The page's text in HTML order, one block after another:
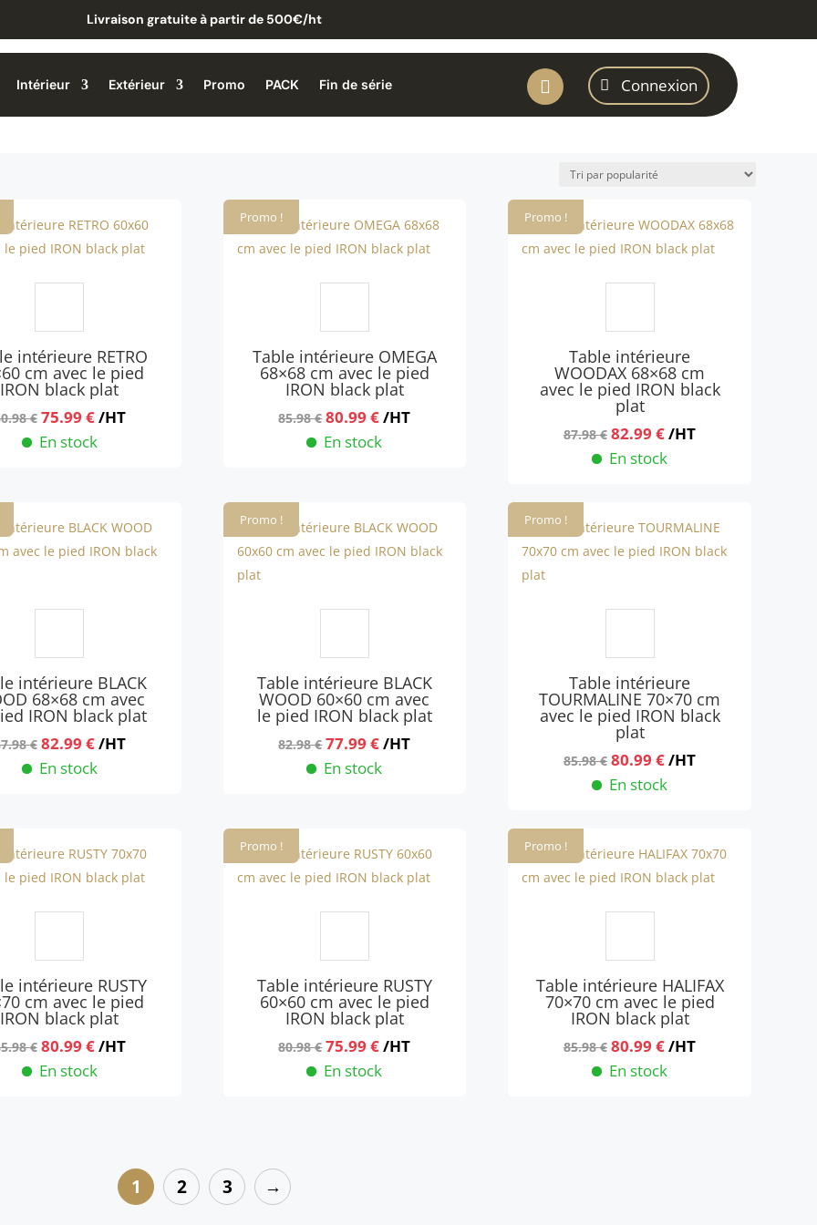
Livraison gratuite à partir de 500€/ht
Intérieur Extérieur Promo PACK Fin de série  Connexion
intérieure RETRO
cm avec le pied
IRON black plat
€ Le
prix
75.99 €Le
prix
/HT
En stock
Promo !
Table intérieure OMEGA
68×68 cm avec le pied
IRON black plat
85.98€Le
prix
80.99€Le
prix
/HT
En stock
Promo !
Table intérieure
WOODAX 68×68 cm
avec le pied IRON black
plat
87.98€ Le
prix
87.98 €.
82.99€Le
prix
82.99 €.
/HT
En stock
intérieure BLACK
68×68 cm avec
IRON black plat
€ Le
prix
82.99 €Le
prix
/HT
En stock
Promo !
Table intérieure BLACK
WOOD 60×60 cm avec
le pied IRON black plat
82.98€Le
prix
77.99€Le
prix
/HT
En stock
Promo !
Table intérieure
TOURMALINE 70×70 cm
avec le pied IRON black
plat
85.98€ Le
prix
85.98 €.
80.99€Le
prix
80.99 €.
/HT
En stock
intérieure RUSTY
cm avec le pied
IRON black plat
€ Le
prix
80.99 €Le
prix
/HT
En stock
Promo !
Table intérieure RUSTY
60×60 cm avec le pied
IRON black plat
80.98€Le
prix
75.99€Le
prix
/HT
En stock
Promo !
Table intérieure HALIFAX
70×70 cm avec le pied
IRON black plat
85.98€ Le
prix
80.99€Le
prix
/HT
En stock
1 2 3 →